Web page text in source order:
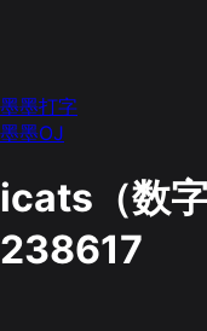
墨墨打字
墨墨OJ
icats（数
238617